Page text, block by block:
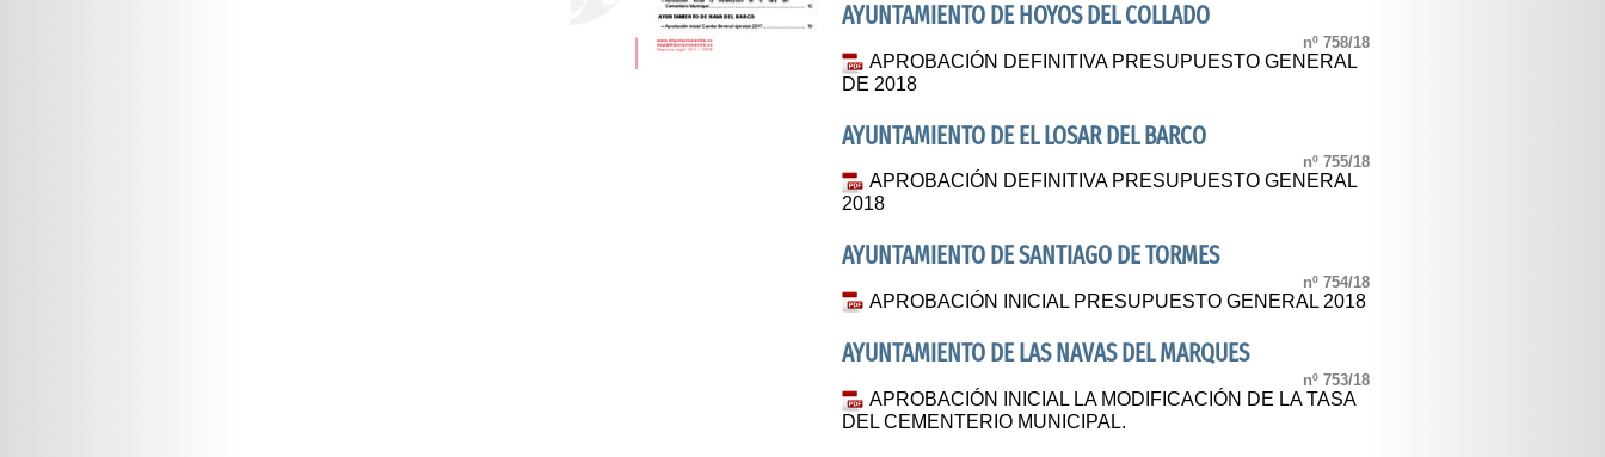
AYUNTAMIENTO DE HOYOS DEL COLLADO
nº 758/18
APROBACIÓN DEFINITIVA PRESUPUESTO GENERAL
DE 2018
AYUNTAMIENTO DE EL LOSAR DEL BARCO
nº 755/18
APROBACIÓN DEFINITIVA PRESUPUESTO GENERAL
2018
AYUNTAMIENTO DE SANTIAGO DE TORMES
nº 754/18
APROBACIÓN INICIAL PRESUPUESTO GENERAL 2018
AYUNTAMIENTO DE LAS NAVAS DEL MARQUES
nº 753/18
APROBACIÓN INICIAL LA MODIFICACIÓN DE LA TASA
DEL CEMENTERIO MUNICIPAL.